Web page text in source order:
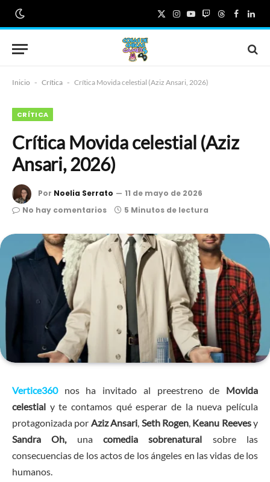
X
(Twitter)
Instagram
YouTube
TwitchThreads
Inicio - Crítica - Crítica Movida celestial (Aziz Ansari, 2026)
CRÍTICA
Crítica Movida celestial (Aziz
Ansari, 2026)
Por Noelia Serrato
11 de mayo de 2026
No hay comentarios
5 Minutos de lectura
Vertice360 nos ha invitado al preestreno de Movida
celestial y te contamos qué esperar de la nueva película
protagonizada por Aziz Ansari, Seth Rogen, Keanu Reevesy
Sandra Oh,unacomedia sobrenatural sobre las
consecuencias de los actos de los ángeles en las vidas de los
humanos.